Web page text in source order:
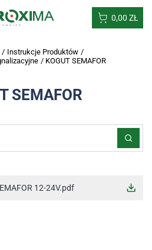
0,00 ZŁ
/ Instrukcje Produktów /
/ KOGUT SEMAFOR
SEMAFOR
12-24V.pdf